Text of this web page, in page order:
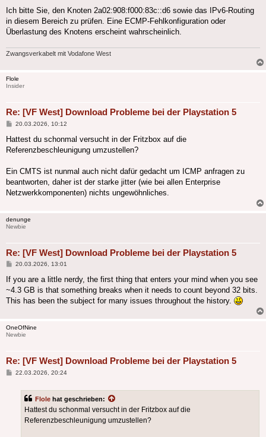
Ich bitte Sie, den Knoten 2a02:908:f000:83c::d6 sowie das IPv6-Routing
in diesem Bereich zu prüfen. Eine ECMP-Fehlkonfiguration oder
Überlastung des Knotens erscheint wahrscheinlich.
Zwangsverkabelt mit Vodafone West
Flole
Insider
Re: [VF West] Download Probleme bei der Playstation 5
Beitrag
20.03.2026, 10:12
Hattest du schonmal versucht in der Fritzbox auf die
Referenzbeschleunigung umzustellen?
Ein CMTS ist nunmal auch nicht dafür gedacht um ICMP anfragen zu
beantworten, daher ist der starke jitter (wie bei allen Enterprise
Netzwerkkomponenten) nichts ungewöhnliches.
denunge
Newbie
Re: [VF West] Download Probleme bei der Playstation 5
Beitrag
20.03.2026, 13:01
If you are a little nerdy, the first thing that enters your mind when you see
~4.3 GB is that something breaks when it needs to count beyond 32 bits.
This has been the subject for many issues throughout the history.
OneOfNine
Newbie
Re: [VF West] Download Probleme bei der Playstation 5
Beitrag
22.03.2026, 20:24
Flole hat geschrieben:
Hattest du schonmal versucht in der Fritzbox auf die
Referenzbeschleunigung umzustellen?